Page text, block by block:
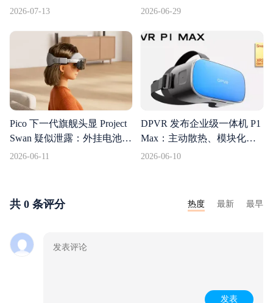
备有望亮相
2026-07-13
刷新也挡不住成本压力
2026-06-29
Pico 下一代旗舰头显 Project
Swan 疑似泄露：外挂电池、
编织头带，对标 Vision Pro
2026-06-11
DPVR 发布企业级一体机 P1
Max：主动散热、模块化扩
展，瞄准长时高强度商用场
2026-06-10
共 0 条评分 热度 最新 最早
发表